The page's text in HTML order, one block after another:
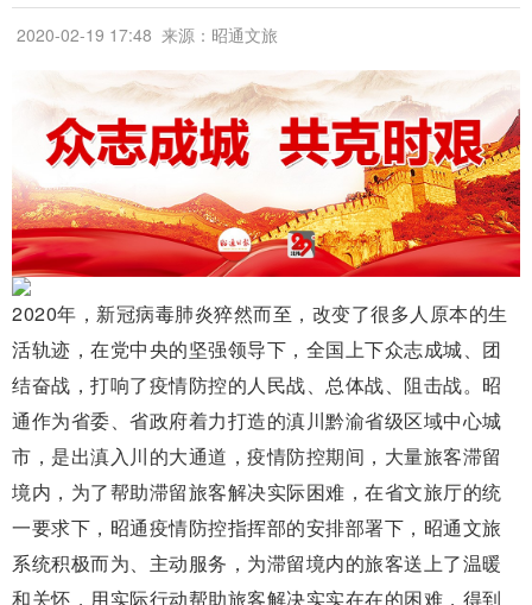
2020-02-19 17:48 来源：昭通文旅
2020年，新冠病毒肺炎猝然而至，改变了很多人原本的生
活轨迹，在党中央的坚强领导下，全国上下众志成城、团
结奋战，打响了疫情防控的人民战、总体战、阻击战。昭
通作为省委、省政府着力打造的滇川黔渝省级区域中心城
市，是出滇入川的大通道，疫情防控期间，大量旅客滞留
境内，为了帮助滞留旅客解决实际困难，在省文旅厅的统
一要求下，昭通疫情防控指挥部的安排部署下，昭通文旅
系统积极而为、主动服务，为滞留境内的旅客送上了温暖
和关怀，用实际行动帮助旅客解决实实在在的困难，得到